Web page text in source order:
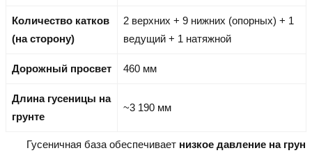
Количество катков
(на сторону)
2 верхних + 9 нижних (опорных) + 1
ведущий + 1 натяжной
Дорожный просвет 460 мм
Длина гусеницы на
грунте
~3 190 мм
Гусеничная база обеспечивает низкое давление на грун